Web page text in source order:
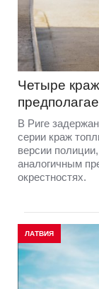
Четыре
В Риге
серии краж
версии
аналогичным
окрестностях.
ЛАТВИЯ